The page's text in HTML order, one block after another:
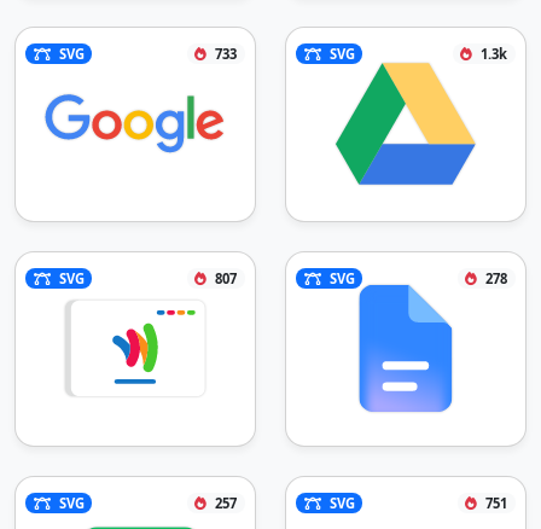
SVG 733 SVG 1.3k
SVG 807 SVG 278
SVG 257 SVG 751